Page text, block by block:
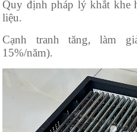
Quy định pháp lý khắt khe
liệu.
Cạnh tranh tăng, làm
15%/năm).